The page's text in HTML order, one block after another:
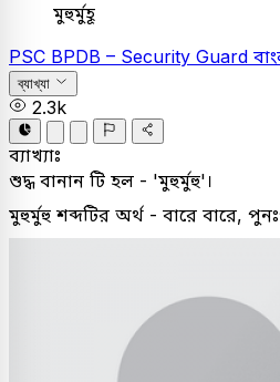
মুহুর্মুহূ
PSC BPDB – Security Guard
ব্যাখ্যা
2.3k
ব্যাখ্যাঃ
শুদ্ধ বানান টি হল - 'মুহুর্মুহু'।
মুহুর্মুহু শব্দটির অর্থ - বারে বারে,